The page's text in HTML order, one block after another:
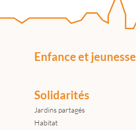
Enfance et jeunesse
Solidarités
Jardins partagés
Habitat